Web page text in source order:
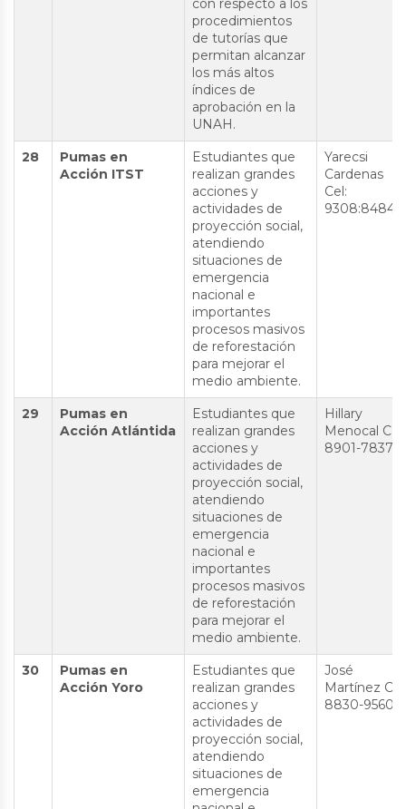
con respecto a los
procedimientos
de tutorías que
permitan alcanzar
los más altos
índices de
aprobación en la
UNAH.
28
Pumas en
Acción ITST
Estudiantes que
realizan grandes
acciones y
actividades de
proyección social,
atendiendo
situaciones de
emergencia
nacional e
importantes
procesos masivos
de reforestación
para mejorar el
medio ambiente.
Yarecsi
Cardenas
Cel:
9308:8484
29
Pumas en
Acción Atlántida
Estudiantes que
realizan grandes
acciones y
actividades de
proyección social,
atendiendo
situaciones de
emergencia
nacional e
importantes
procesos masivos
de reforestación
para mejorar el
medio ambiente.
Hillary
Menocal Cel:
8901-7837
30
Pumas en
Acción Yoro
Estudiantes que
realizan grandes
acciones y
actividades de
proyección social,
atendiendo
situaciones de
emergencia
José
Martínez Cel:
8830-9560